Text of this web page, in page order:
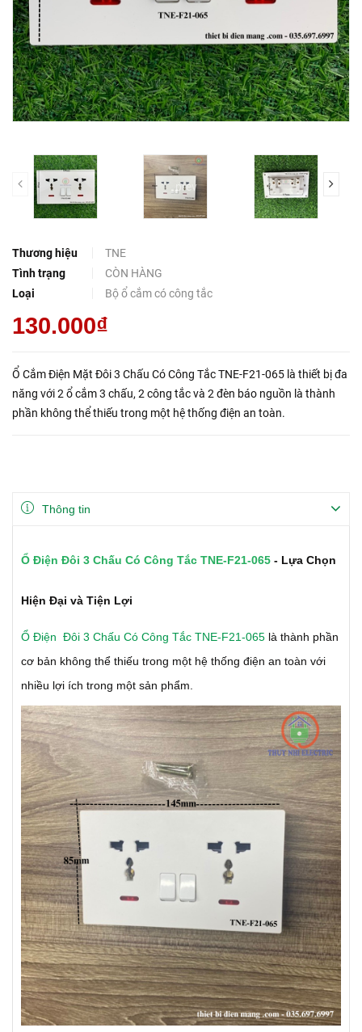
prev
Thương hiệu
TNE
Tình trạng
CÒN HÀNG
Loại
Bộ ổ cắm có công tắc
130.000₫
Ổ Cắm Điện Mặt Đôi 3 Chấu Có Công Tắc TNE-F21-065 là thiết bị đa
năng với 2 ổ cắm 3 chấu, 2 công tắc và 2 đèn báo nguồn là thành
phần không thể thiếu trong một hệ thống điện an toàn.
Thông tin
Ổ Điện Đôi 3 Chấu Có Công Tắc TNE-F21-065 - Lựa Chọn
Hiện Đại và Tiện Lợi
Ổ Điện Đôi 3 Chấu Có Công Tắc TNE-F21-065 là thành phần
cơ bản không thể thiếu trong một hệ thống điện an toàn với
nhiều lợi ích trong một sản phẩm.